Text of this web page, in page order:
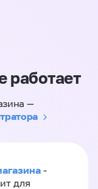
работает
—
-
для